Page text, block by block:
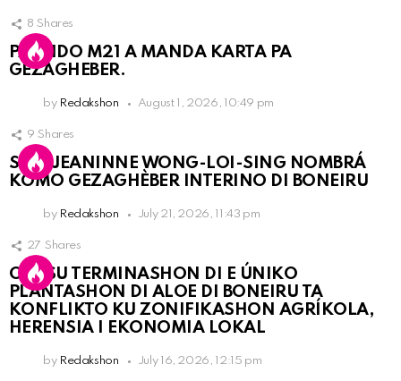
8 Shares
PARTIDO M21 A MANDA KARTA PA
GEZAGHEBER.
by Redakshon August 1, 2026, 10:49 pm
9 Shares
SRA. JEANINNE WONG-LOI-SING NOMBRÁ
KOMO GEZAGHÈBER INTERINO DI BONEIRU
by Redakshon July 21, 2026, 11:43 pm
27 Shares
OLB SU TERMINASHON DI E ÚNIKO
PLANTASHON DI ALOE DI BONEIRU TA
KONFLIKTO KU ZONIFIKASHON AGRÍKOLA,
HERENSIA I EKONOMIA LOKAL
by Redakshon July 16, 2026, 12:15 pm